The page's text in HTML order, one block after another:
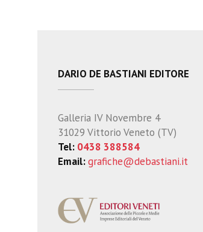
DARIO DE BASTIANI EDITORE
Galleria IV Novembre 4
31029 Vittorio Veneto (TV)
Tel: 0438 388584
Email:grafiche@debastiani.it